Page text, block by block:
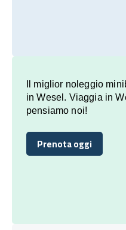
Il miglior noleggio
in Wesel. Viaggia in
pensiamo noi!
Prenota oggi
Prenota oggi